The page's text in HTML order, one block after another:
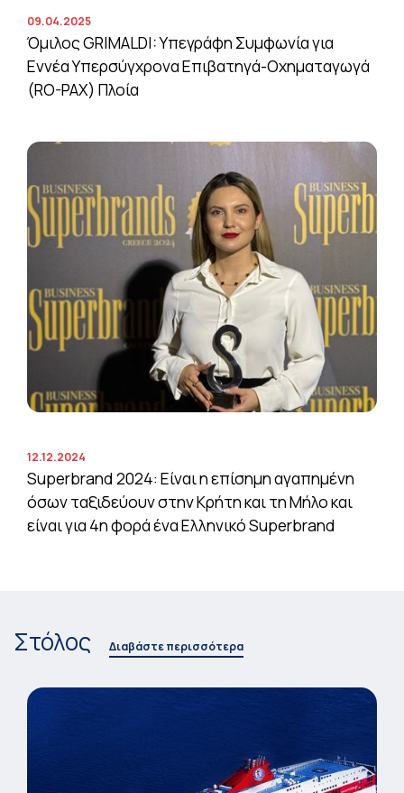
09.04.2025
Όμιλος GRIMALDI: Υπεγράφη Συμφωνία για
Εννέα Υπερσύγχρονα Επιβατηγά-Οχηματαγωγά
(RO-PAX) Πλοία
12.12.2024
Superbrand 2024: Είναι η επίσημη αγαπημένη
όσων ταξιδεύουν στην Κρήτη και τη Μήλο και
είναι για 4η φορά ένα Ελληνικό Superbrand
Στόλος Διαβάστε περισσότερα